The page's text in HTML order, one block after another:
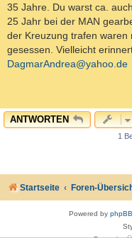
35 Jahre. Du warst ca.
25 Jahr bei der MAN
der Kreuzung trafen waren
gesessen. Vielleicht
DagmarAndrea@yahoo.de
ANTWORTEN
1
Startseite Foren-
Powered by phpBB